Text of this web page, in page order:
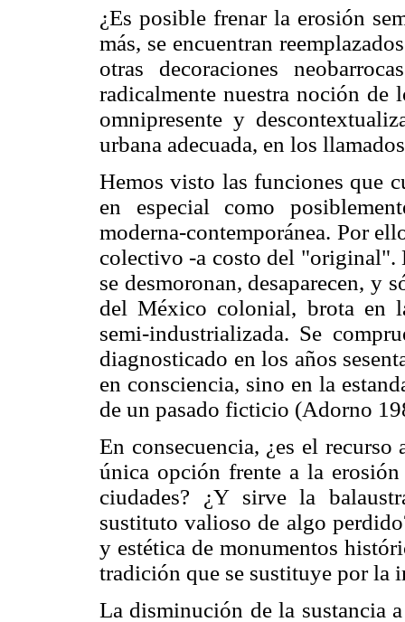
¿Es posible frenar la erosión
más, se encuentran
otras decoraciones
radicalmente nuestra noción de
omnipresente y
urbana adecuada, en los
Hemos visto las funciones que
en especial como
moderna-contemporánea. Por
colectivo -a costo del "original".
se desmoronan, desaparecen, y
del México colonial, brota en
semi-industrializada. Se
diagnosticado en los años
en consciencia, sino en la
de un pasado ficticio (Adorno
En consecuencia, ¿es el
única opción frente a la
ciudades? ¿Y sirve la
sustituto valioso de algo
y estética de monumentos
tradición que se sustituye por la
La disminución de la sustancia